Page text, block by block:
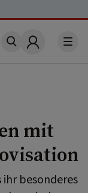
Account
mit
besonderes